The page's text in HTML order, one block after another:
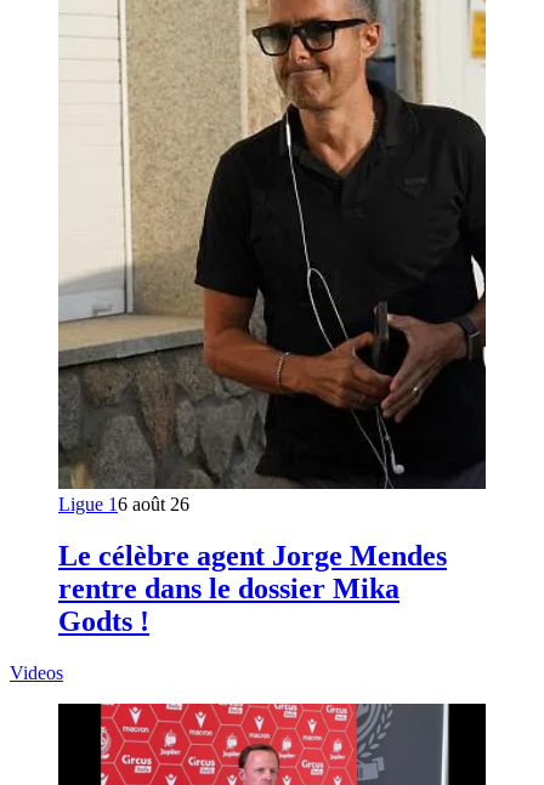
Ligue 16 août 26
Le célèbre agent Jorge Mendes
rentre dans le dossier Mika
Godts !
Videos